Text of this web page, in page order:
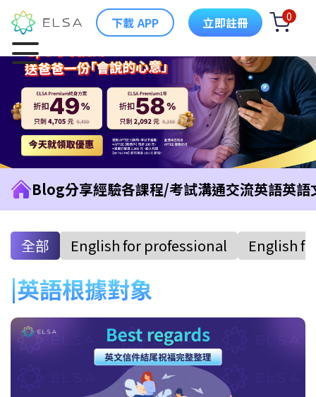
下載 APP 立即註冊 0
Blog分享經驗各課程/考試溝通交流英語英語
全部 English for professional English
英語根據對象